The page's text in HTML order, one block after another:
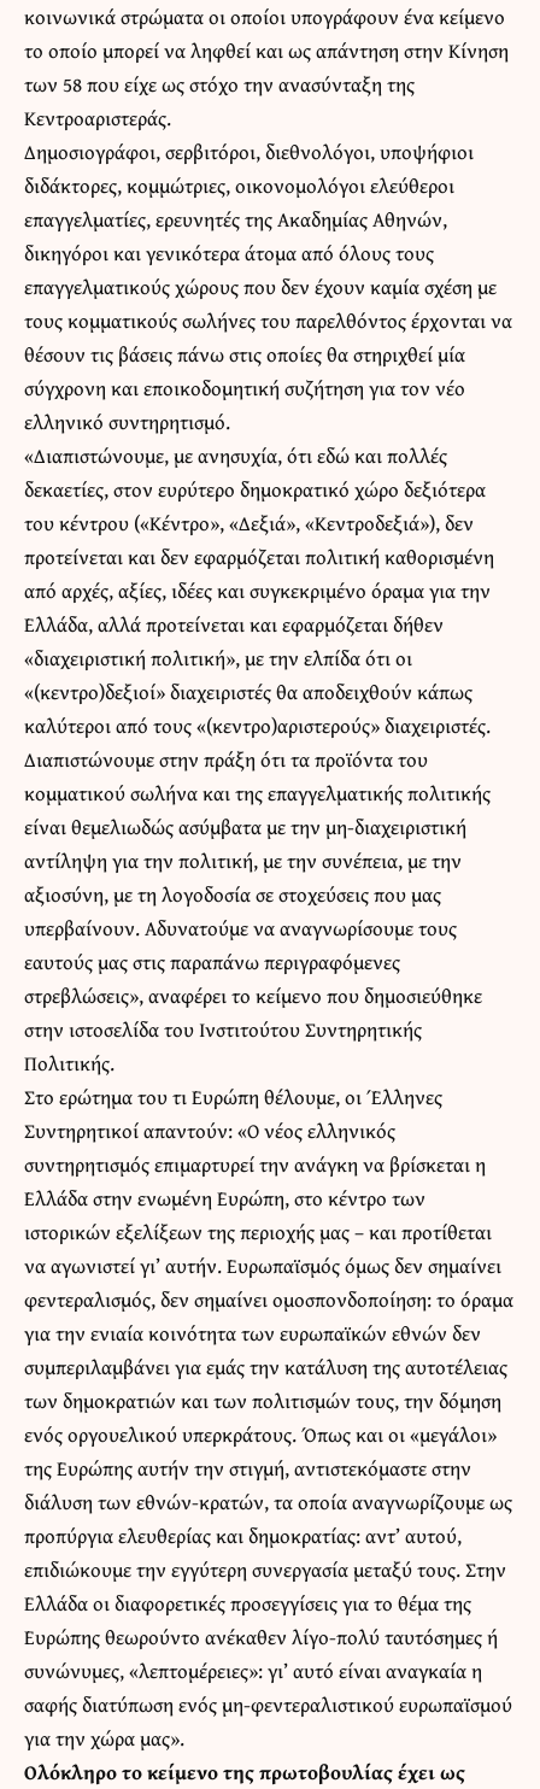
κοινωνικά στρώματα οι οποίοι υπογράφουν ένα κείμενο
το οποίο μπορεί να ληφθεί και ως απάντηση στην Κίνηση
των 58 που είχε ως στόχο την ανασύνταξη της
Κεντροαριστεράς.
Δημοσιογράφοι, σερβιτόροι, διεθνολόγοι, υποψήφιοι
διδάκτορες, κομμώτριες, οικονομολόγοι ελεύθεροι
επαγγελματίες, ερευνητές της Ακαδημίας Αθηνών,
δικηγόροι και γενικότερα άτομα από όλους τους
επαγγελματικούς χώρους που δεν έχουν καμία σχέση με
τους κομματικούς σωλήνες του παρελθόντος έρχονται να
θέσουν τις βάσεις πάνω στις οποίες θα στηριχθεί μία
σύγχρονη και εποικοδομητική συζήτηση για τον νέο
ελληνικό συντηρητισμό.
«Διαπιστώνουμε, με ανησυχία, ότι εδώ και πολλές
δεκαετίες, στον ευρύτερο δημοκρατικό χώρο δεξιότερα
του κέντρου («Κέντρο», «Δεξιά», «Κεντροδεξιά»), δεν
προτείνεται και δεν εφαρμόζεται πολιτική καθορισμένη
από αρχές, αξίες, ιδέες και συγκεκριμένο όραμα για την
Ελλάδα, αλλά προτείνεται και εφαρμόζεται δήθεν
«διαχειριστική πολιτική», με την ελπίδα ότι οι
«(κεντρο)δεξιοί» διαχειριστές θα αποδειχθούν κάπως
καλύτεροι από τους «(κεντρο)αριστερούς» διαχειριστές.
Διαπιστώνουμε στην πράξη ότι τα προϊόντα του
κομματικού σωλήνα και της επαγγελματικής πολιτικής
είναι θεμελιωδώς ασύμβατα με την μη-διαχειριστική
αντίληψη για την πολιτική, με την συνέπεια, με την
αξιοσύνη, με τη λογοδοσία σε στοχεύσεις που μας
υπερβαίνουν. Αδυνατούμε να αναγνωρίσουμε τους
εαυτούς μας στις παραπάνω περιγραφόμενες
στρεβλώσεις», αναφέρει το κείμενο που δημοσιεύθηκε
στην ιστοσελίδα του Ινστιτούτου Συντηρητικής
Πολιτικής.
Στο ερώτημα του τι Ευρώπη θέλουμε, οι Έλληνες
Συντηρητικοί απαντούν: «Ο νέος ελληνικός
συντηρητισμός επιμαρτυρεί την ανάγκη να βρίσκεται η
Ελλάδα στην ενωμένη Ευρώπη, στο κέντρο των
ιστορικών εξελίξεων της περιοχής μας – και προτίθεται
να αγωνιστεί γι’ αυτήν. Ευρωπαϊσμός όμως δεν σημαίνει
φεντεραλισμός, δεν σημαίνει ομοσπονδοποίηση: το όραμα
για την ενιαία κοινότητα των ευρωπαϊκών εθνών δεν
συμπεριλαμβάνει για εμάς την κατάλυση της αυτοτέλειας
των δημοκρατιών και των πολιτισμών τους, την δόμηση
ενός οργουελικού υπερκράτους. Όπως και οι «μεγάλοι»
της Ευρώπης αυτήν την στιγμή, αντιστεκόμαστε στην
διάλυση των εθνών-κρατών, τα οποία αναγνωρίζουμε ως
προπύργια ελευθερίας και δημοκρατίας: αντ’ αυτού,
επιδιώκουμε την εγγύτερη συνεργασία μεταξύ τους. Στην
Ελλάδα οι διαφορετικές προσεγγίσεις για το θέμα της
Ευρώπης θεωρούντο ανέκαθεν λίγο-πολύ ταυτόσημες ή
συνώνυμες, «λεπτομέρειες»: γι’ αυτό είναι αναγκαία η
σαφής διατύπωση ενός μη-φεντεραλιστικού ευρωπαϊσμού
για την χώρα μας».
Ολόκληρο το κείμενο της πρωτοβουλίας έχει ως